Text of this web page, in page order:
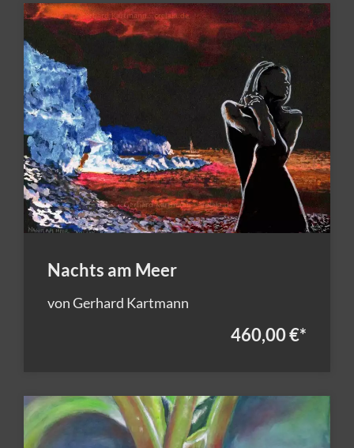
Nachts am Meer
von Gerhard Kartmann
460,00 €*